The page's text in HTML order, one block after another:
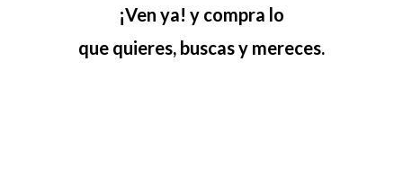
¡Ven ya! y compra lo
que quieres, buscas y mereces.